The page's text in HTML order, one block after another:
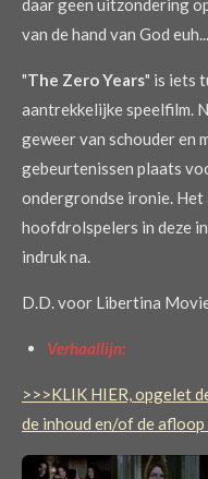
daar geen uitzondering
van de hand van God euh...
"The Zero Years" is iets
aantrekkelijke speelfilm.
geweer van schouder en
gebeurtenissen plaats
ondergrondse ironie.
hoofdrolspelers in deze
indruk na.
D.D. voor Libertina
Verhaallijn:
>>>KLIK HIER, opgelet
de inhoud en/of de